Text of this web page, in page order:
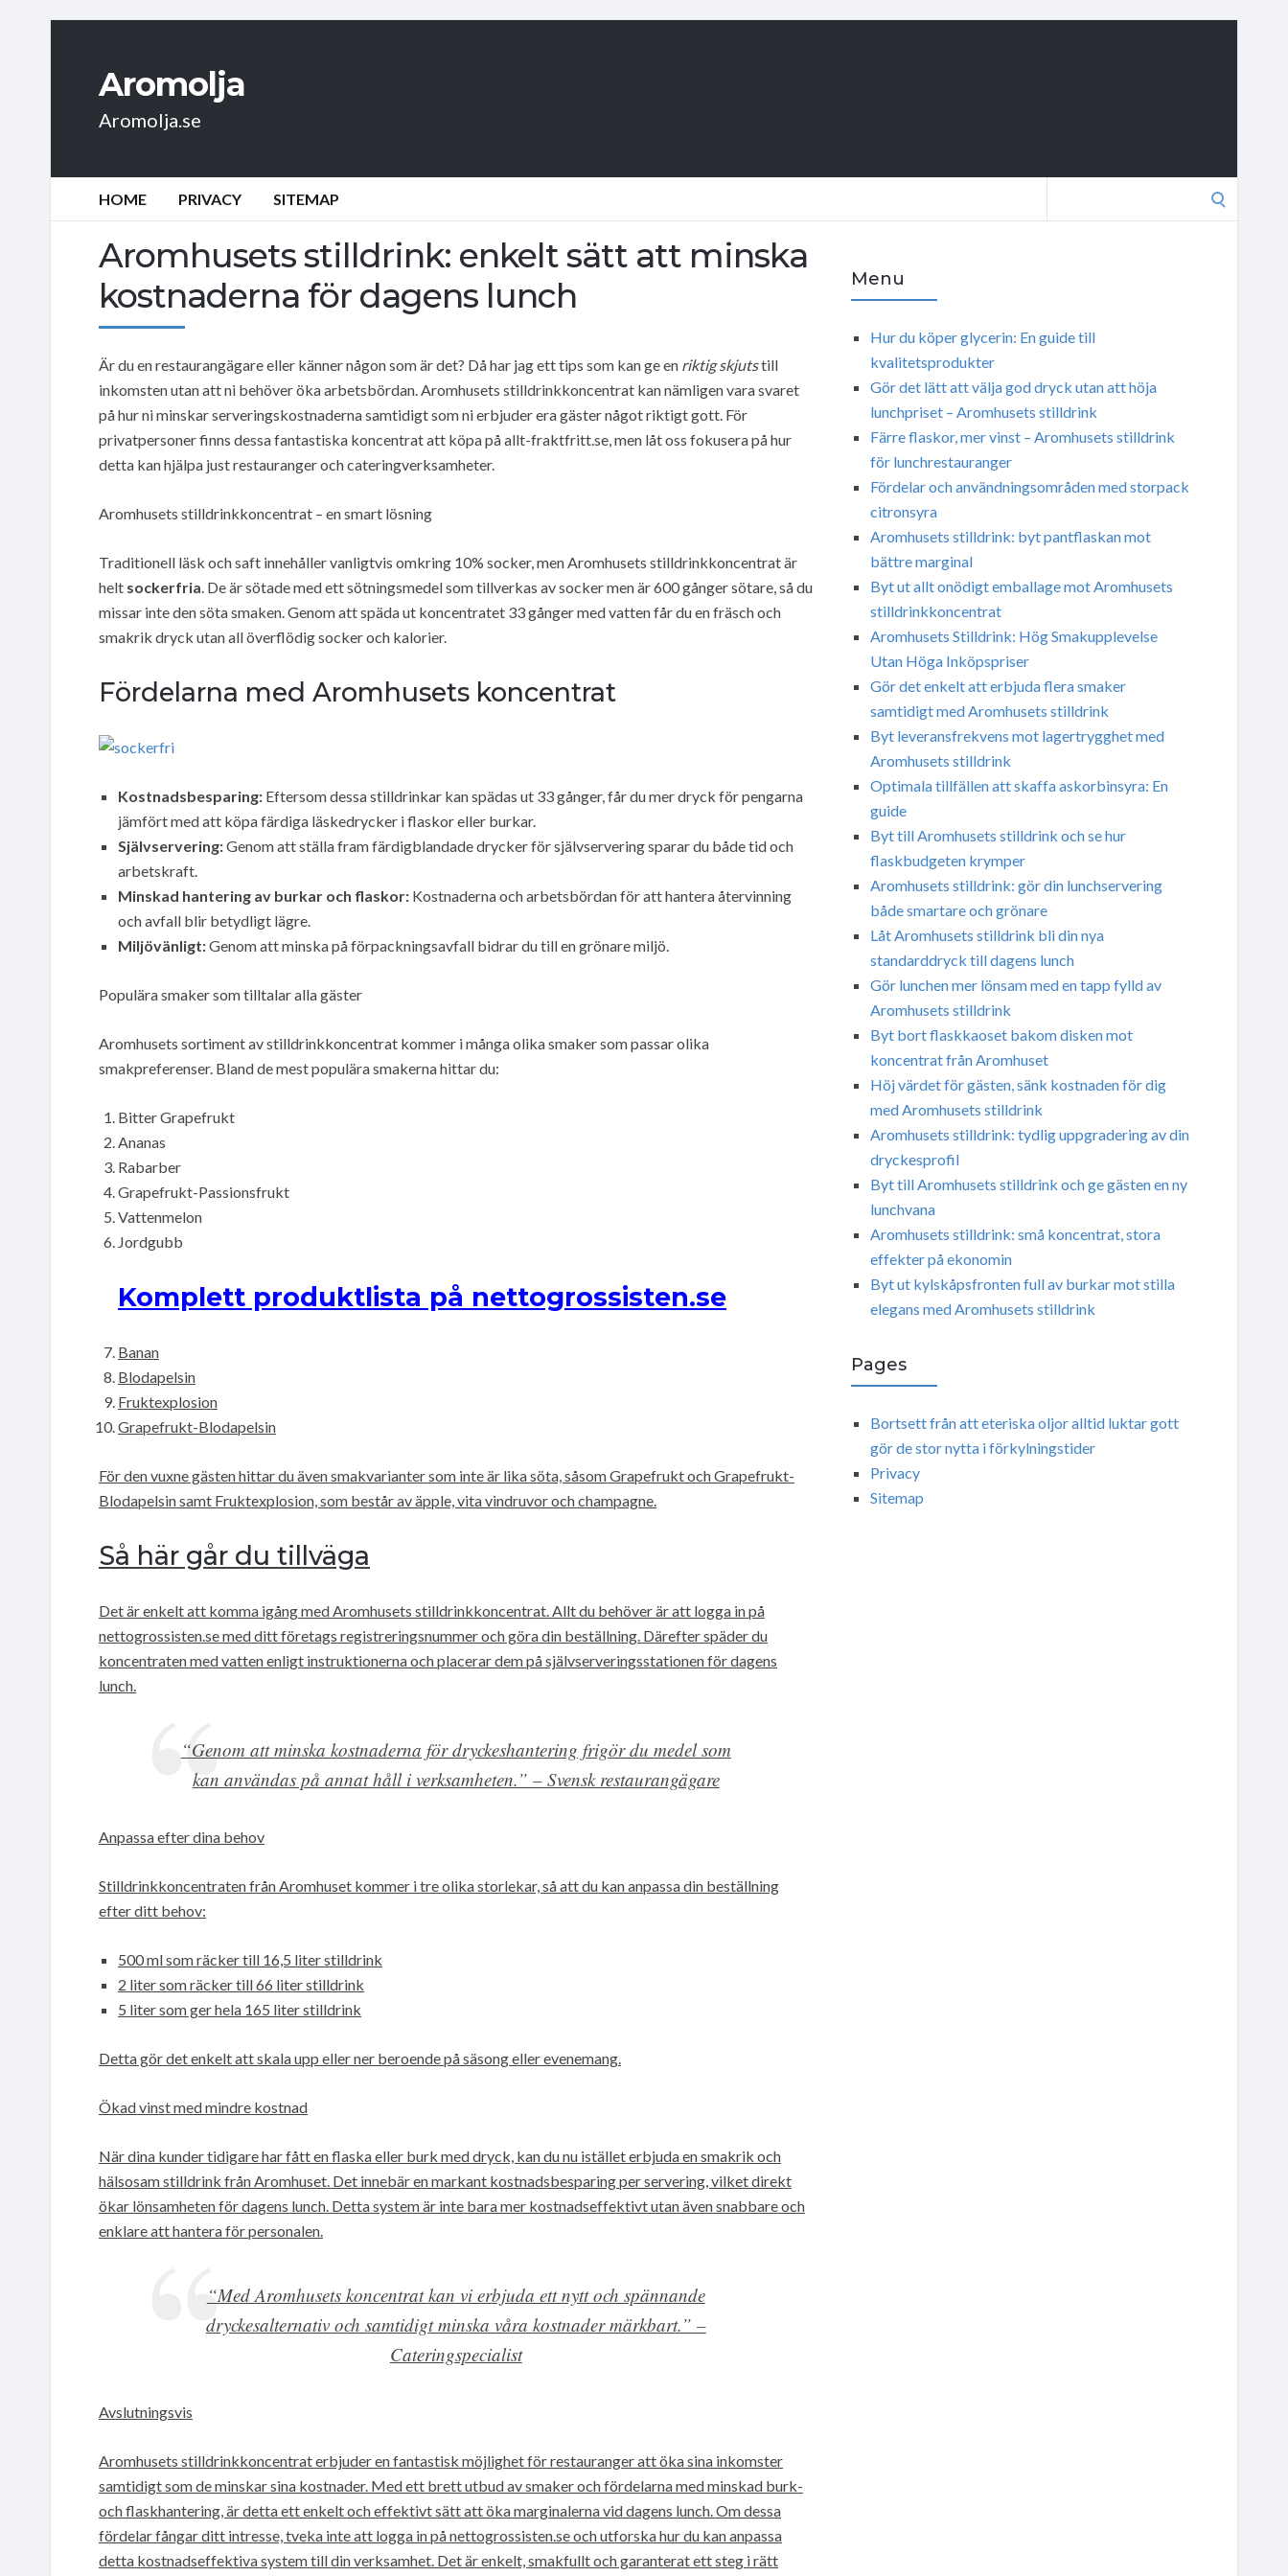
Aromolja
Aromolja.se
HOME PRIVACY SITEMAP
Aromhusets stilldrink: enkelt sätt att minska
kostnaderna för dagens lunch
Är du en restaurangägare eller känner någon som är det? Då har jag ett tips som kan ge en riktig skjutstill
inkomsten utan att ni behöver öka arbetsbördan. Aromhusets stilldrinkkoncentrat kan nämligen vara svaret
på hur ni minskar serveringskostnaderna samtidigt som ni erbjuder era gäster något riktigt gott. För
privatpersoner finns dessa fantastiska koncentrat att köpa på allt-fraktfritt.se, men låt oss fokusera på hur
detta kan hjälpa just restauranger och cateringverksamheter.
Aromhusets stilldrinkkoncentrat – en smart lösning
Traditionell läsk och saft innehåller vanligtvis omkring 10% socker, men Aromhusets stilldrinkkoncentrat är
helt sockerfria. De är sötade med ett sötningsmedel som tillverkas av socker men är 600 gånger sötare, så du
missar inte den söta smaken. Genom att späda ut koncentratet 33 gånger med vatten får du en fräsch och
smakrik dryck utan all överflödig socker och kalorier.
Fördelarna med Aromhusets koncentrat
Kostnadsbesparing: Eftersom dessa stilldrinkar kan spädas ut 33 gånger, får du mer dryck för pengarna
jämfört med att köpa färdiga läskedrycker i flaskor eller burkar.
Självservering:Genom att ställa fram färdigblandade drycker för självservering sparar du både tid och
arbetskraft.
Minskad hantering av burkar och flaskor: Kostnaderna och arbetsbördan för att hantera återvinning
och avfall blir betydligt lägre.
Miljövänligt:Genom att minska på förpackningsavfall bidrar du till en grönare miljö.
Populära smaker som tilltalar alla gäster
Aromhusets sortiment av stilldrinkkoncentrat kommer i många olika smaker som passar olika
smakpreferenser. Bland de mest populära smakerna hittar du:
Bitter Grapefrukt
Ananas
Rabarber
Grapefrukt-Passionsfrukt
Vattenmelon
Jordgubb
Komplett produktlista på nettogrossisten.se
Banan
Blodapelsin
Fruktexplosion
Grapefrukt-Blodapelsin
För den vuxne gästen hittar du även smakvarianter som inte är lika söta, såsom Grapefrukt och Grapefrukt-
Blodapelsin samt Fruktexplosion, som består av äpple, vita vindruvor och champagne.
Så här går du tillväga
Det är enkelt att komma igång med Aromhusets stilldrinkkoncentrat. Allt du behöver är att logga in på
nettogrossisten.se med ditt företags registreringsnummer och göra din beställning. Därefter späder du
koncentraten med vatten enligt instruktionerna och placerar dem på självserveringsstationen för dagens
lunch.
“Genom att minska kostnaderna för dryckeshantering frigör du medel som
kan användas på annat håll i verksamheten.” – Svensk restaurangägare
Anpassa efter dina behov
Stilldrinkkoncentraten från Aromhuset kommer i tre olika storlekar, så att du kan anpassa din beställning
efter ditt behov:
500 ml som räcker till 16,5 liter stilldrink
2 liter som räcker till 66 liter stilldrink
5 liter som ger hela 165 liter stilldrink
Detta gör det enkelt att skala upp eller ner beroende på säsong eller evenemang.
Ökad vinst med mindre kostnad
När dina kunder tidigare har fått en flaska eller burk med dryck, kan du nu istället erbjuda en smakrik och
hälsosam stilldrink från Aromhuset. Det innebär en markant kostnadsbesparing per servering, vilket direkt
ökar lönsamheten för dagens lunch. Detta system är inte bara mer kostnadseffektivt utan även snabbare och
enklare att hantera för personalen.
“Med Aromhusets koncentrat kan vi erbjuda ett nytt och spännande
dryckesalternativ och samtidigt minska våra kostnader märkbart.” –
Cateringspecialist
Avslutningsvis
Aromhusets stilldrinkkoncentrat erbjuder en fantastisk möjlighet för restauranger att öka sina inkomster
samtidigt som de minskar sina kostnader. Med ett brett utbud av smaker och fördelarna med minskad burk-
och flaskhantering, är detta ett enkelt och effektivt sätt att öka marginalerna vid dagens lunch. Om dessa
fördelar fångar ditt intresse, tveka inte att logga in på nettogrossisten.se och utforska hur du kan anpassa
detta kostnadseffektiva system till din verksamhet. Det är enkelt, smakfullt och garanterat ett steg i rätt
Menu
Hur du köper glycerin: En guide till
kvalitetsprodukter
Gör det lätt att välja god dryck utan att höja
lunchpriset – Aromhusets stilldrink
Färre flaskor, mer vinst – Aromhusets stilldrink
för lunchrestauranger
Fördelar och användningsområden med storpack
citronsyra
Aromhusets stilldrink: byt pantflaskan mot
bättre marginal
Byt ut allt onödigt emballage mot Aromhusets
stilldrinkkoncentrat
Aromhusets Stilldrink: Hög Smakupplevelse
Utan Höga Inköpspriser
Gör det enkelt att erbjuda flera smaker
samtidigt med Aromhusets stilldrink
Byt leveransfrekvens mot lagertrygghet med
Aromhusets stilldrink
Optimala tillfällen att skaffa askorbinsyra: En
guide
Byt till Aromhusets stilldrink och se hur
flaskbudgeten krymper
Aromhusets stilldrink: gör din lunchservering
både smartare och grönare
Låt Aromhusets stilldrink bli din nya
standarddryck till dagens lunch
Gör lunchen mer lönsam med en tapp fylld av
Aromhusets stilldrink
Byt bort flaskkaoset bakom disken mot
koncentrat från Aromhuset
Höj värdet för gästen, sänk kostnaden för dig
med Aromhusets stilldrink
Aromhusets stilldrink: tydlig uppgradering av din
dryckesprofil
Byt till Aromhusets stilldrink och ge gästen en ny
lunchvana
Aromhusets stilldrink: små koncentrat, stora
effekter på ekonomin
Byt ut kylskåpsfronten full av burkar mot stilla
elegans med Aromhusets stilldrink
Pages
Bortsett från att eteriska oljor alltid luktar gott
gör de stor nytta i förkylningstider
Privacy
Sitemap